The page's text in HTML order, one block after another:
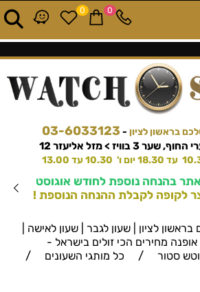
בראשון לציון -
03-6033123
בוויז > מזל אליעזר 12
בהנחה נוספת לחודש אוגוסט
לקופה לקבלת ההנחה הנוספת !
0 0
לציון | שעון לגבר | שעון לאישה |
אופנה מחירים הכי זולים בישראל -
/ כל מותגי השעונים /